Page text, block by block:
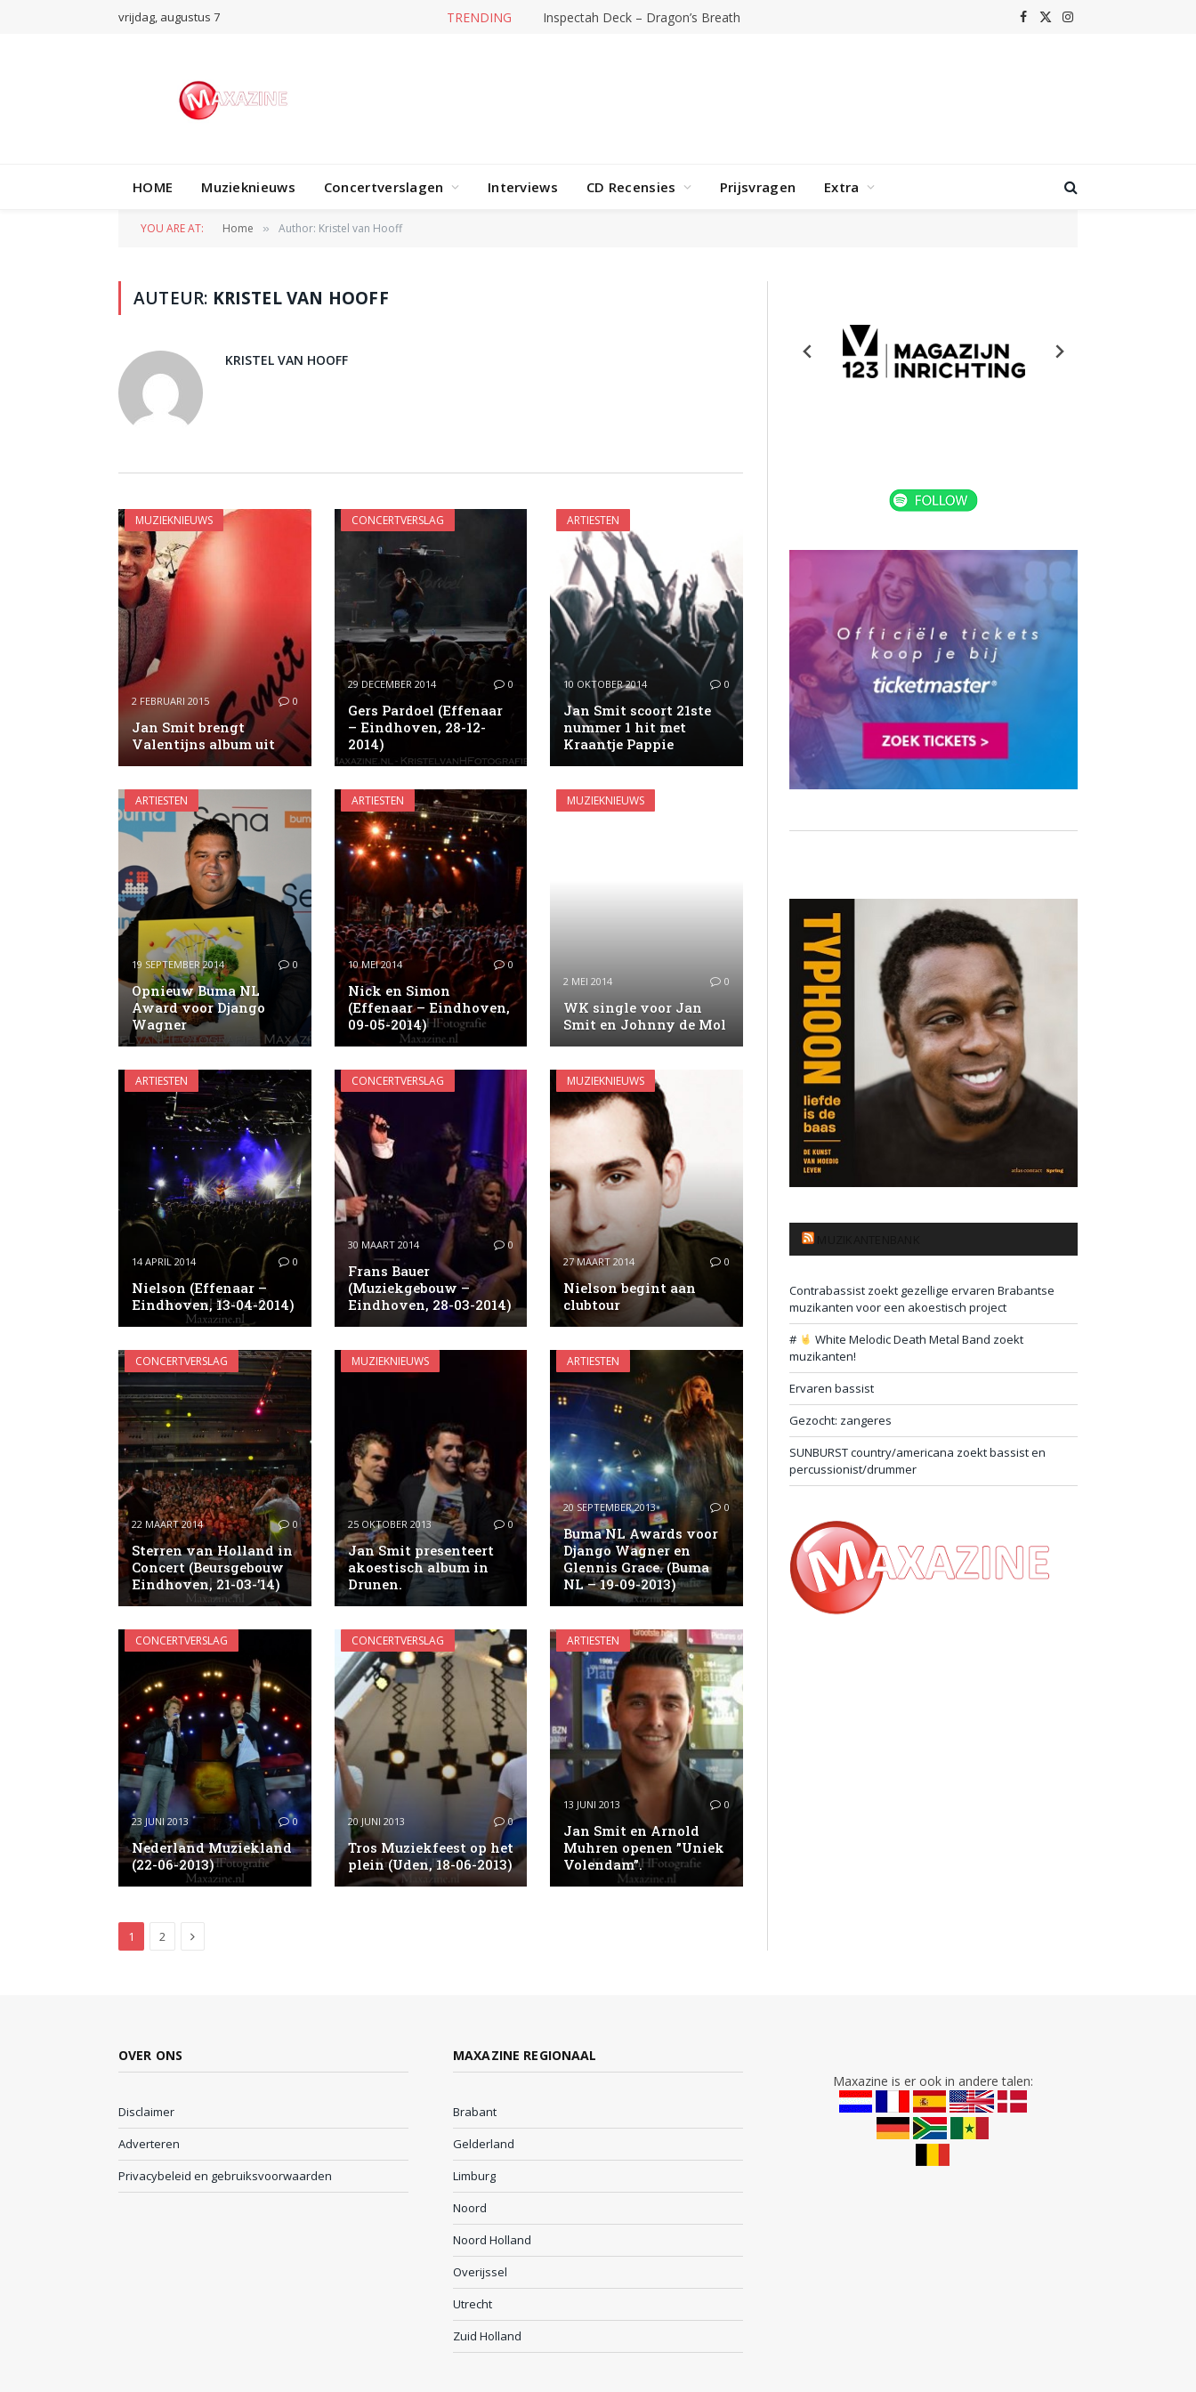
vrijdag, augustus 7 TRENDING 3JS naar AFAS Live Facebook
X
Instagram
HOME Muzieknieuws Concertverslagen Interviews CD Recensies Prijsvragen Extra
YOU ARE AT: Home » Author: Kristel van Hooff
AUTEUR: KRISTEL VAN HOOFF
KRISTEL VAN HOOFF
MUZIEKNIEUWS
2 FEBRUARI 2015 0
Jan Smit brengt
Valentijns album uit
CONCERTVERSLAG
29 DECEMBER 2014 0
Gers Pardoel (Effenaar
– Eindhoven, 28-12-
2014)
ARTIESTEN
10 OKTOBER 2014 0
Jan Smit scoort 21ste
nummer 1 hit met
Kraantje Pappie
ARTIESTEN
19 SEPTEMBER 2014 0
Opnieuw Buma NL
Award voor Django
Wagner
ARTIESTEN
10 MEI 2014 0
Nick en Simon
(Effenaar – Eindhoven,
09-05-2014)
MUZIEKNIEUWS
2 MEI 2014 0
WK single voor Jan
Smit en Johnny de Mol
ARTIESTEN
14 APRIL 2014 0
Nielson (Effenaar –
Eindhoven, 13-04-2014)
CONCERTVERSLAG
30 MAART 2014 0
Frans Bauer
(Muziekgebouw –
Eindhoven, 28-03-2014)
MUZIEKNIEUWS
27 MAART 2014 0
Nielson begint aan
clubtour
CONCERTVERSLAG
22 MAART 2014 0
Sterren van Holland in
Concert (Beursgebouw
Eindhoven, 21-03-’14)
MUZIEKNIEUWS
25 OKTOBER 2013 0
Jan Smit presenteert
akoestisch album in
Drunen.
ARTIESTEN
20 SEPTEMBER 2013 0
Buma NL Awards voor
Django Wagner en
Glennis Grace. (Buma
NL – 19-09-2013)
CONCERTVERSLAG
23 JUNI 2013 0
Nederland Muziekland
(22-06-2013)
CONCERTVERSLAG
20 JUNI 2013 0
Tros Muziekfeest op het
plein (Uden, 18-06-2013)
ARTIESTEN
13 JUNI 2013 0
Jan Smit en Arnold
Muhren openen ”Uniek
Volendam”.
1 2 Next
Contrabassist zoekt gezellige ervaren Brabantse
muzikanten voor een akoestisch project
#
White Melodic Death Metal Band zoekt
muzikanten!
Ervaren bassist
Gezocht: zangeres
SUNBURST country/americana zoekt bassist en
percussionist/drummer
OVER ONS
Disclaimer
Adverteren
Privacybeleid en gebruiksvoorwaarden
MAXAZINE REGIONAAL
Brabant
Gelderland
Limburg
Noord
Noord Holland
Overijssel
Utrecht
Zuid Holland
Maxazine is er ook in andere talen: